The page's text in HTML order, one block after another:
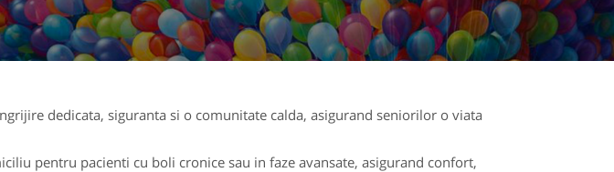
dedicata, siguranta si o comunitate calda, asigurand seniorilor o viata
pentru pacienti cu boli cronice sau in faze avansate, asigurand confort,